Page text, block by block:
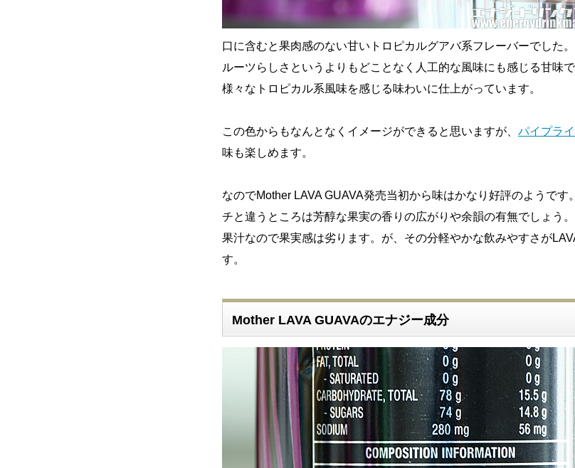
口に含むと果肉感のない甘いトロピカルグアバ系フレーバーでした
ルーツらしさというよりもどことなく人工的な風味にも感じる甘味
様々なトロピカル系風味を感じる味わいに仕上がっています。
この色からもなんとなくイメージができると思いますが、 パイプラ
味も楽しめます。
なのでMother LAVA GUAVA発売当初から味はかなり好評のようです
チと違うところは芳醇な果実の香りの広がりや余韻の有無でしょう
果汁なので果実感は劣ります。が、その分軽やかな飲みやすさが
す。
Mother LAVA GUAVAのエナジー成分